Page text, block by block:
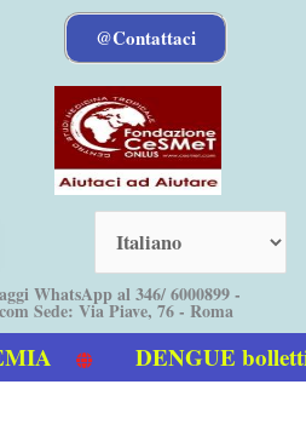
@Contattaci
WhatsApp al 346/ 6000899 -
Sede: Via Piave, 76 - Roma
DENGUE bollettino